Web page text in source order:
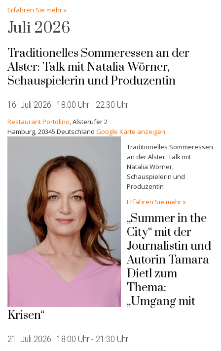
Erfahren Sie mehr »
Juli 2026
Traditionelles Sommeressen an der
Alster: Talk mit Natalia Wörner,
Schauspielerin und Produzentin
16. Juli 2026 · 18:00 Uhr- 22:30 Uhr
Restaurant Portolino,Alsterufer 2
Hamburg,20345 Deutschland Google Karte anzeigen
Traditionelles Sommeressen
an der Alster: Talk mit
Natalia Wörner,
Schauspielerin und
Produzentin
Erfahren Sie mehr »
„Summer in the
City“ mit der
Journalistin und
Autorin Tamara
Dietl zum
Thema:
„Umgang mit
Krisen“
21. Juli 2026 · 18:00 Uhr- 21:30 Uhr